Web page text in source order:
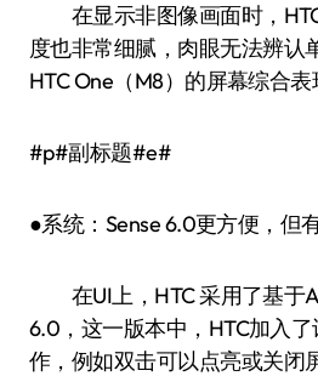
在显示非图像画面时，
度也非常细腻，肉眼无法辨认
HTC One（M8）的屏幕综合表
#p#副标题#e#
●系统：Sense 6.0更方便，但
在UI上，HTC 采用了基于
6.0，这一版本中，HTC加入
作，例如双击可以点亮或关闭